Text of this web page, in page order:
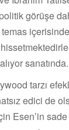
görüşe
temas
sanatında.
tarzı
edici de
Esen’in